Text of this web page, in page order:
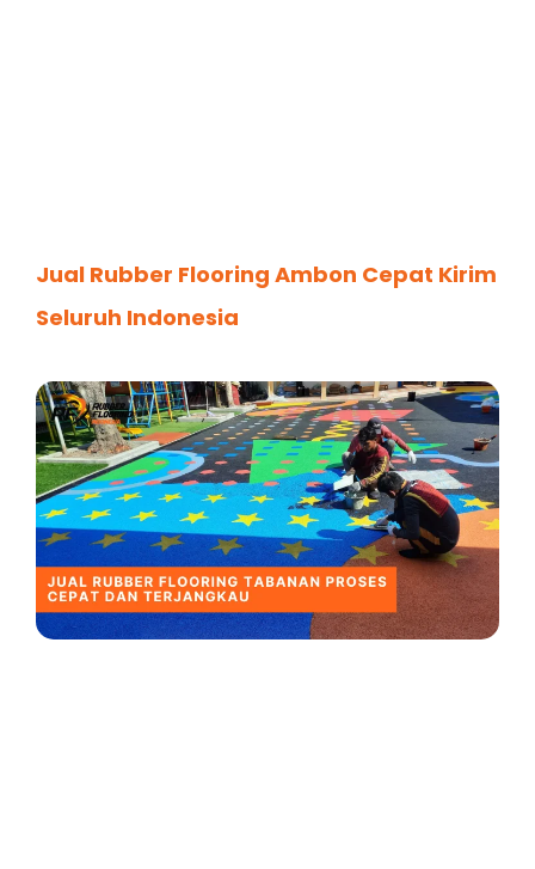
Jual Rubber Flooring Ambon Cepat Kirim
Seluruh Indonesia